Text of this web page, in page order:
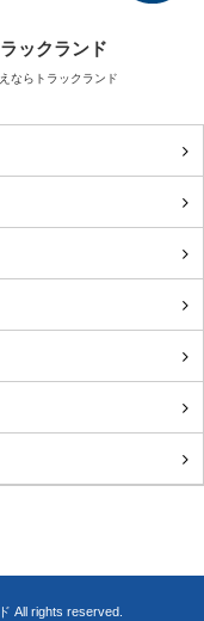
ックランド
ならトラックランド
All rights reserved.